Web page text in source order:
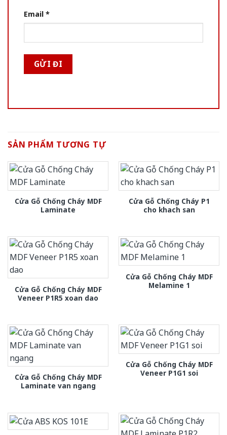
Email *
SẢN PHẨM TƯƠNG TỰ
Cửa Gỗ Chống Cháy MDF
Laminate
Cửa Gỗ Chống Cháy P1
cho khach san
Cửa Gỗ Chống Cháy MDF
Veneer P1R5 xoan dao
Cửa Gỗ Chống Cháy MDF
Melamine 1
Cửa Gỗ Chống Cháy MDF
Laminate van ngang
Cửa Gỗ Chống Cháy MDF
Veneer P1G1 soi